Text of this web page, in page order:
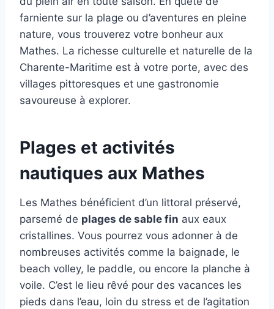
farniente sur la plage ou d’aventures en pleine
nature, vous trouverez votre bonheur aux
Mathes. La richesse culturelle et naturelle de la
Charente-Maritime est à votre porte, avec des
villages pittoresques et une gastronomie
savoureuse à explorer.
Plages et activités
nautiques aux Mathes
Les Mathes bénéficient d’un littoral préservé,
parsemé de plages de sable fin aux eaux
cristallines. Vous pourrez vous adonner à de
nombreuses activités comme la baignade, le
beach volley, le paddle, ou encore la planche à
voile. C’est le lieu rêvé pour des vacances les
pieds dans l’eau, loin du stress et de l’agitation